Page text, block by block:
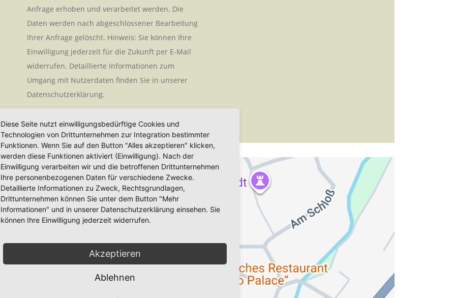
Anfrage erhoben und verarbeitet werden. Die
Daten werden nach abgeschlossener Bearbeitung
Ihrer Anfrage gelöscht. Hinweis: Sie können Ihre
Einwilligung jederzeit für die Zukunft per E-Mail
widerrufen. Detaillierte Informationen zum
Umgang mit Nutzerdaten finden Sie in unserer
Datenschutzerklärung.
SENDEN
Wir benötigen Ihre Zustimmung, um den
Wir verwenden einen Service eines Drittanbieters, um
Karteninhalte einzubetten. Dieser Service kann Daten
zu Ihren Aktivitäten sammeln. Bitte lesen Sie die Details
Diese Seite nutzt einwilligungsbedürftige Cookies und
Technologien von Drittunternehmen zur Integration bestimmter
Funktionen. Wenn Sie auf den Button "Alles akzeptieren" klicken,
werden diese Funktionen aktiviert (Einwilligung). Nach der
Einwilligung verarbeiten wir und die betroffenen Drittunternehmen
Ihre personenbezogenen Daten für verschiedene Zwecke.
Detaillierte Informationen zu Zweck, Rechtsgrundlagen,
Drittunternehmen können Sie unter dem Button "Mehr
Informationen" und in unserer Datenschutzerklärung einsehen. Sie
können Ihre Einwilligung jederzeit widerrufen.
Akzeptieren
Ablehnen